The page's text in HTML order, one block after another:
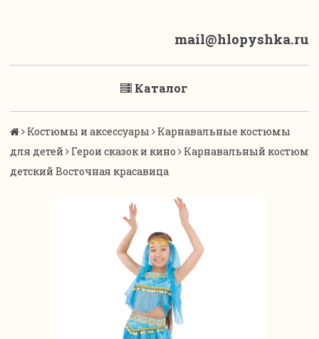
mail@hlopyshka.ru
Каталог
Костюмы и аксессуары
Карнавальные костюмы
для детей
Герои сказок и кино
Карнавальный костюм
детский Восточная красавица